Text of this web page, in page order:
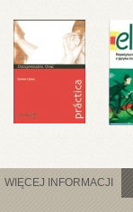
WIĘCEJ INFORMACJI